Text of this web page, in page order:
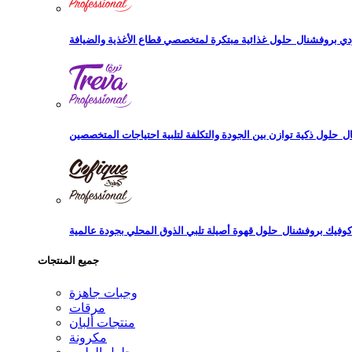
بروفشنال
كوفيك بروفشنال
جميع المنتجات
وجبات جاهزة
مرقات
منتجات ألبان
مكرونة